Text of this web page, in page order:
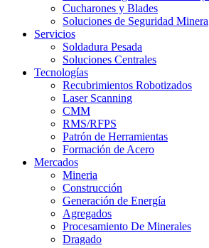
Cucharones y Blades
Soluciones de Seguridad Minera
Servicios
Soldadura Pesada
Soluciones Centrales
Tecnologías
Recubrimientos Robotizados
Laser Scanning
CMM
RMS/RFPS
Patrón de Herramientas
Formación de Acero
Mercados
Mineria
Construcción
Generación de Energía
Agregados
Procesamiento De Minerales
Dragado